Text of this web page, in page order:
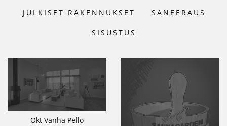
JULKISET RAKENNUKSET SANEERAUS
SISUSTUS
Okt Vanha Pello